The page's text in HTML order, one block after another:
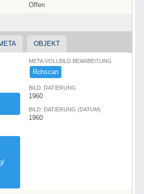
Offen
OBJEKT
META:VOLLBILD BEARBEITUNG
Rohscan
BILD: DATIERUNG
1960
BILD: DATIERUNG (DATUM)
1960